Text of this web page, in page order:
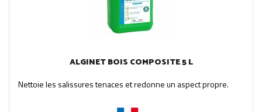
ALGINET BOIS COMPOSITE 5 L
Nettoie les salissures tenaces et redonne un aspect propre.